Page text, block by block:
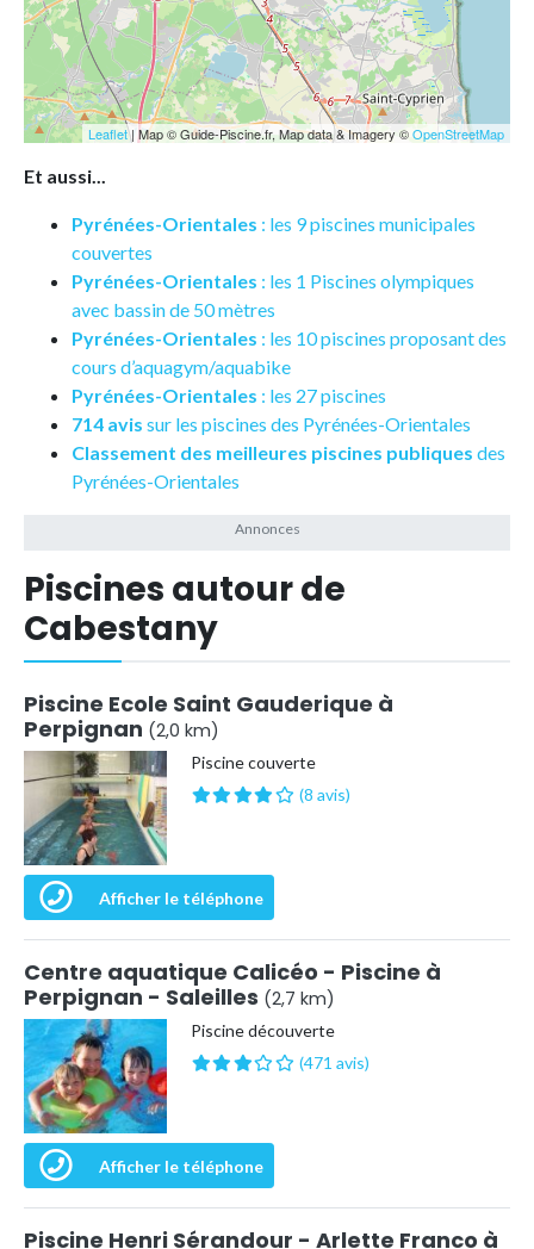
Leaflet| Map © Guide-Piscine.fr, Map data & Imagery ©OpenStreetMap
Et aussi...
Pyrénées-Orientales : les 9 piscines municipales
couvertes
Pyrénées-Orientales : les 1 Piscines olympiques
avec bassin de 50 mètres
Pyrénées-Orientales : les 10 piscines proposant des
cours d’aquagym/aquabike
Pyrénées-Orientales : les 27 piscines
714 avis sur les piscines des Pyrénées-Orientales
Classement des meilleures piscines publiques des
Pyrénées-Orientales
Piscines autour de
Cabestany
Piscine Ecole Saint Gauderique à
Perpignan (2,0 km)
Piscine couverte
(8 avis)
Afficher le téléphone
Centre aquatique Calicéo - Piscine à
Perpignan - Saleilles (2,7 km)
Piscine découverte
(471 avis)
Afficher le téléphone
Piscine Henri Sérandour - Arlette Franco à